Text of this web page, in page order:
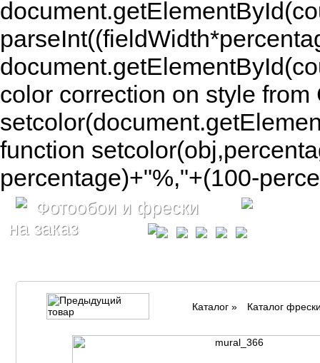
color correction on style
function
percentage)+"%,"+(100-
Фотообои и фрески
на заказ
Каталог » Каталог